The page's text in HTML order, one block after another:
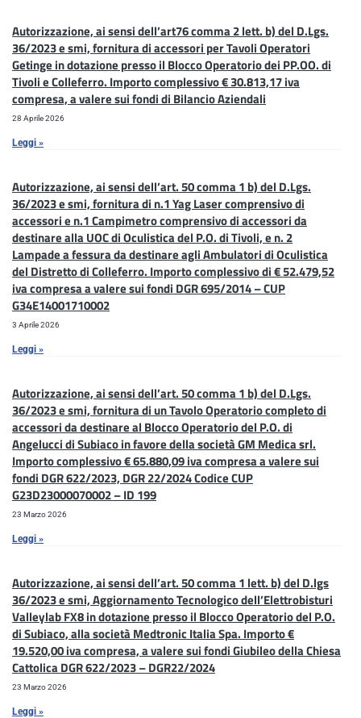
Autorizzazione, ai sensi dell’art76 comma 2 lett. b) del D.Lgs.
36/2023 e smi, fornitura di accessori per Tavoli Operatori
Getinge in dotazione presso il Blocco Operatorio dei PP.OO. di
Tivoli e Colleferro. Importo complessivo € 30.813,17 iva
compresa, a valere sui fondi di Bilancio Aziendali
28 Aprile 2026
Leggi »
Autorizzazione, ai sensi dell’art. 50 comma 1 b) del D.Lgs.
36/2023 e smi, fornitura di n.1 Yag Laser comprensivo di
accessori e n.1 Campimetro comprensivo di accessori da
destinare alla UOC di Oculistica del P.O. di Tivoli, e n. 2
Lampade a fessura da destinare agli Ambulatori di Oculistica
del Distretto di Colleferro. Importo complessivo di € 52.479,52
iva compresa a valere sui fondi DGR 695/2014 – CUP
G34E14001710002
3 Aprile 2026
Leggi »
Autorizzazione, ai sensi dell’art. 50 comma 1 b) del D.Lgs.
36/2023 e smi, fornitura di un Tavolo Operatorio completo di
accessori da destinare al Blocco Operatorio del P.O. di
Angelucci di Subiaco in favore della società GM Medica srl.
Importo complessivo € 65.880,09 iva compresa a valere sui
fondi DGR 622/2023, DGR 22/2024 Codice CUP
G23D23000070002 – ID 199
23 Marzo 2026
Leggi »
Autorizzazione, ai sensi dell’art. 50 comma 1 lett. b) del D.lgs
36/2023 e smi, Aggiornamento Tecnologico dell’Elettrobisturi
Valleylab FX8 in dotazione presso il Blocco Operatorio del P.O.
di Subiaco, alla società Medtronic Italia Spa. Importo €
19.520,00 iva compresa, a valere sui fondi Giubileo della Chiesa
Cattolica DGR 622/2023 – DGR22/2024
23 Marzo 2026
Leggi »